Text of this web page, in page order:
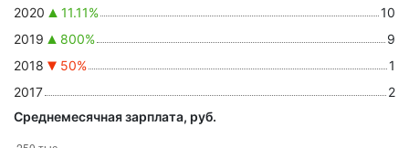
2020
11.11%
10
2019
800%
9
2018
50%
1
2017
2
Среднемесячная зарплата, руб.